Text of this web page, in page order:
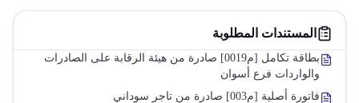
المستندات المطلوبة
بطاقة تكامل [م0019] صادرة من هيئة الرقابة على الصادرات
والواردات فرع أسوان
فاتورة أصلية [م003] صادرة من تاجر سوداني